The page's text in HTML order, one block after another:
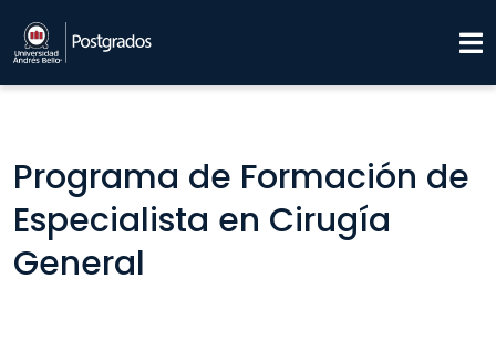
Programa de Formación de
Especialista en Cirugía
General